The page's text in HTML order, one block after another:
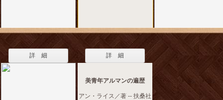
詳 細 詳 細
美青年アルマンの遍歴
アン・ライス／著 -- 扶桑社